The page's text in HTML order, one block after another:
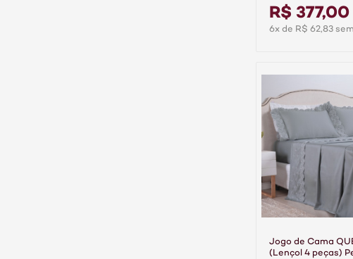
R$ 377,00
6x de R$ 62,83
Jogo de Cama
(Lençol 4 peças)